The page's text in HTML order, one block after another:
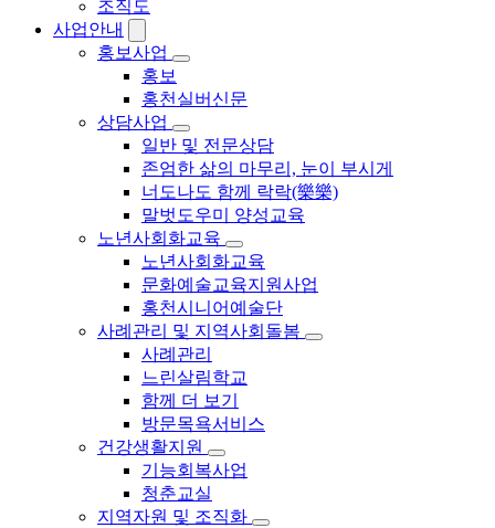
조직도
사업안내
홍보사업
홍보
홍천실버신문
상담사업
일반 및 전문상담
존엄한 삶의 마무리, 눈이 부시게
너도나도 함께 락락(樂樂)
말벗도우미 양성교육
노년사회화교육
노년사회화교육
문화예술교육지원사업
홍천시니어예술단
사례관리 및 지역사회돌봄
사례관리
느린살림학교
함께 더 보기
방문목욕서비스
건강생활지원
기능회복사업
청춘교실
지역자원 및 조직화